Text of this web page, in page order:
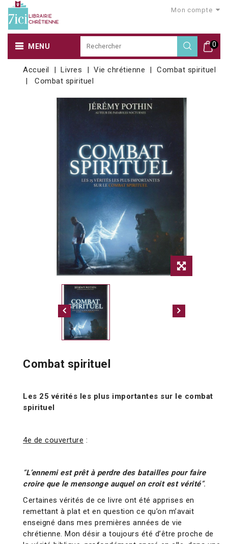
Mon compte
0
MENU
Accueil Livres Vie chrétienne
Combat spirituel
Combat spirituel
Combat spirituel
Les 25 vérités les plus importantes sur le combat
spirituel
4e de couverture :
“L’ennemi est prêt à perdre des batailles pour faire
croire que le mensonge auquel on croit est vérité”.
Certaines vérités de ce livre ont été apprises en
remettant à plat et en question ce qu’on m’avait
enseigné dans mes premières années de vie
chrétienne. Mon désir a toujours été d’être proche de